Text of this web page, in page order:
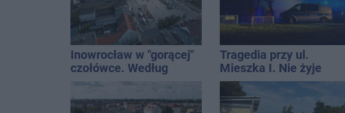
Inowrocław w "gorącej"
czołówce. Według
analizy Onetu nasze
miasto jest jednym z
najbardziej narażonych
Tragedia przy ul.
Mieszka I. Nie żyje
osoba, która wypadła z
czwartego piętra